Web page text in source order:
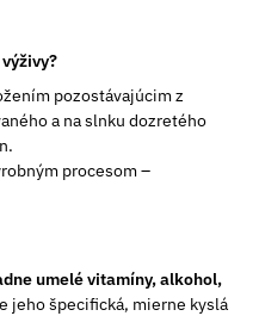
pozostávajúcim z
a na slnku dozretého
procesom –
umelé vitamíny, alkohol,
jeho špecifická, mierne kyslá